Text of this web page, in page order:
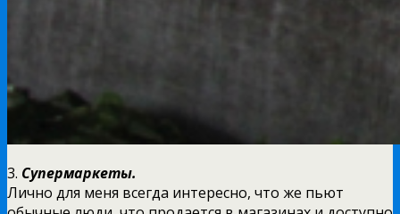
3. Супермаркеты.
Лично для меня всегда интересно, что же пьют